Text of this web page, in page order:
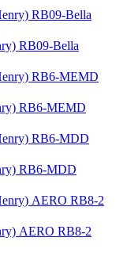
RB09-Bella
RB6-MEMD
RB6-MDD
AERO RB8-2